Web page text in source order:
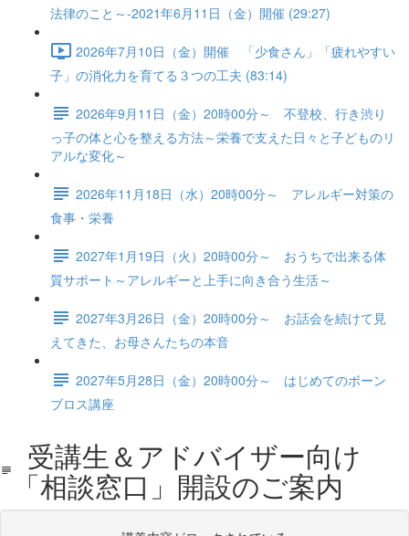
法律のこと～-2021年6月11日（金）開催 (29:27)
2026年7月10日（金）開催 「少食さん」「疲れやすい
子」の消化力を育てる３つの工夫 (83:14)
2026年9月11日（金）20時00分～ 不登校、行き渋り
っ子の体と心を整える方法～栄養で支えた日々と子どものリ
アルな変化～
2026年11月18日（水）20時00分～ アレルギー対策の
食事・栄養
2027年1月19日（火）20時00分～ おうちで出来る体
質サポート～アレルギーと上手に向き合う生活～
2027年3月26日（金）20時00分～ お話会を続けて見
えてきた、お母さんたちの本音
2027年5月28日（金）20時00分～ はじめてのボーン
ブロス講座
受講生＆アドバイザー向け
「相談窓口」開設のご案内